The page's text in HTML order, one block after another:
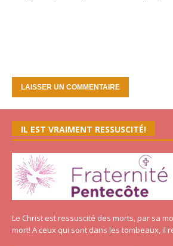
IL EST VRAIMENT RESSUSCITÉ!
Le Christ est ressuscité des morts, par sa
mort! A ceux qui sont dans les tombeaux, il